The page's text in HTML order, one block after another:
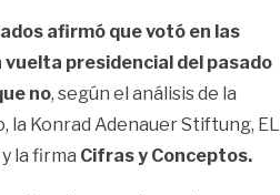
afirmó que votó en las
presidencial del pasado
no, según el análisis de la
la Konrad Adenauer Stiftung, EL
la firma Cifras y Conceptos.